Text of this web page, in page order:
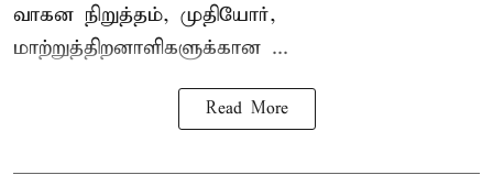
வாகன நிறுத்தம், முதியோர்,
மாற்றுத்திறனாளிகளுக்கான ...
Read More